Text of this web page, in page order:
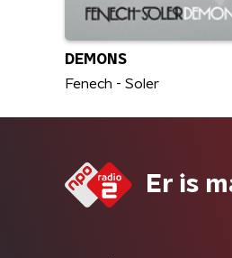
DEMONS
Fenech - Soler
Er is